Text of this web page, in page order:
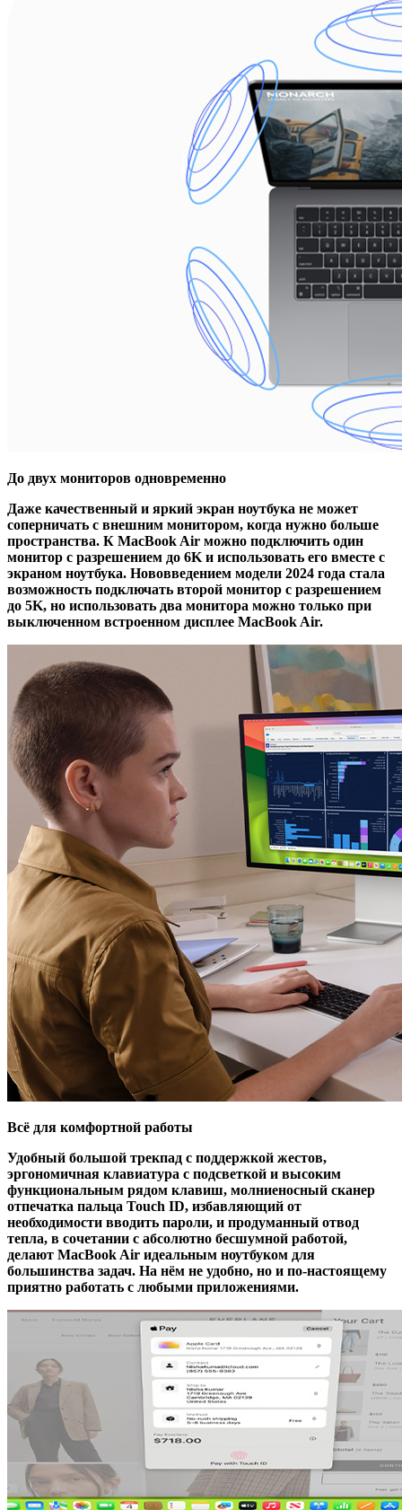
До двух мониторов одновременно
Даже качественный и яркий экран ноутбука не может
соперничать с внешним монитором, когда нужно больше
пространства. К MacBook Air можно подключить один
монитор с разрешением до 6K и использовать его вместе с
экраном ноутбука. Нововведением модели 2024 года стала
возможность подключать второй монитор с разрешением
до 5K, но использовать два монитора можно только при
выключенном встроенном дисплее MacBook Air.
Всё для комфортной работы
Удобный большой трекпад с поддержкой жестов,
эргономичная клавиатура с подсветкой и высоким
функциональным рядом клавиш, молниеносный сканер
отпечатка пальца Touch ID, избавляющий от
необходимости вводить пароли, и продуманный отвод
тепла, в сочетании с абсолютно бесшумной работой,
делают MacBook Air идеальным ноутбуком для
большинства задач. На нём не удобно, но и по-настоящему
приятно работать с любыми приложениями.